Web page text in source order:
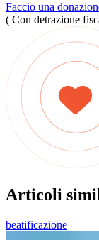
Faccio una
( Con detrazione
Articoli
beatificazione